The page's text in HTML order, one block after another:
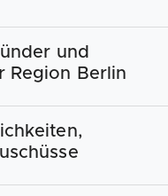
und
Region Berlin